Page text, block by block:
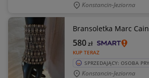
Konstancin-Jeziorna
Bransoletka Marc Cain
KUP TERAZ
580zł
SPRZEDAJĄCY: OSOBA
Konstancin-Jeziorna